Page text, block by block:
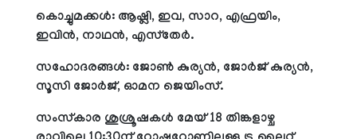
കൊച്ചുമക്കള്‍: ആഷ്ലി, ഇവ, സാറ, എഫ്രയിം,
ഇവിന്‍, നാഥന്‍, എസ്‌തേര്‍.
സഹോദരങ്ങള്‍: ജോണ്‍ കുര്യന്‍, ജോര്‍ജ് കുര്യന്‍,
സൂസി ജോര്‍ജ്, ഓമന ജെയിംസ്.
സംസ്‌കാര ശുശ്രൂഷകള്‍ മേയ് 18 തിങ്കളാഴ്ച